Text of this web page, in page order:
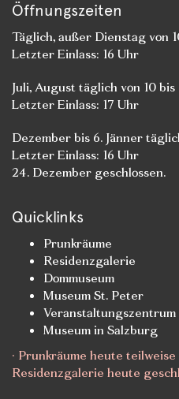
Öffnungszeiten
Täglich, außer Dienstag von
Letzter Einlass: 16 Uhr
Juli, August täglich von 10 bis
Letzter Einlass: 17 Uhr
Dezember bis 6. Jänner
Letzter Einlass: 16 Uhr
24. Dezember geschlossen.
Quicklinks
Prunkräume
Residenzgalerie
Dommuseum
Museum St. Peter
Veranstaltungszentrum
Museum in Salzburg
· Prunkräume heute teilweise
Residenzgalerie heute